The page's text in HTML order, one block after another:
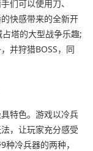
们可以使用刀、
快感带来的全新开
塔的大型战争乐趣;
并狩猎BOSS，同
特色。游戏以冷兵
，让玩家充分感受
冷兵器的两种，